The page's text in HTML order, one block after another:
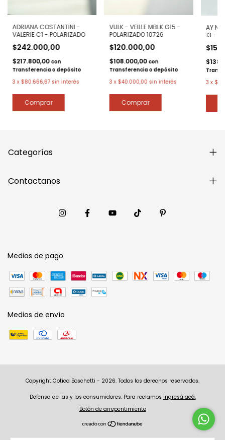
ADRIANA COSTANTINI -
VALERIE C1 - POLARIZADO
$242.000,00
$217.800,00 con
Transferencia o depósito
3 x $80.666,67 sin interés
VULK - VEILLE MBLK G15 -
POLARIZADO 10726
$120.000,00
$108.000,00 con
Transferencia o depósito
3 x $40.000,00 sin interés
AY
13 -
3 x
Categorías
Contactanos
Medios de pago
Medios de envío
Copyright Optica Boschetti - 2026. Todos los derechos reservados.
Defensa de las y los consumidores. Para reclamos ingresá acá.
Botón de arrepentimiento